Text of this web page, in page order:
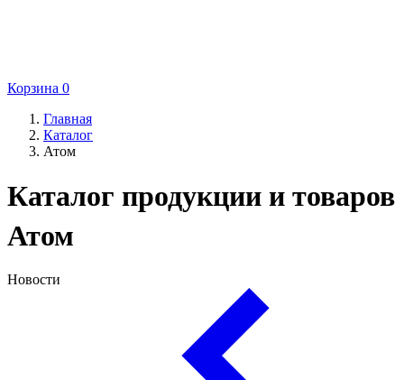
Корзина 0
Главная
Каталог
Атом
Каталог продукции и товаров
Атом
Новости